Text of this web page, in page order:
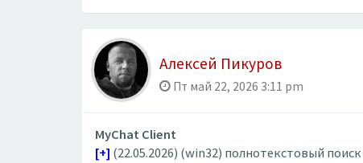
Алексей Пикуров
Пт май 22, 2026 3:11 pm
MyChat Client
[+] (22.05.2026) (win32) полнотекстовый